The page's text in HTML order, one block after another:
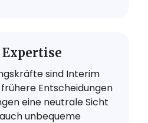
sind Interim
Entscheidungen
eine neutrale Sicht
unbequeme